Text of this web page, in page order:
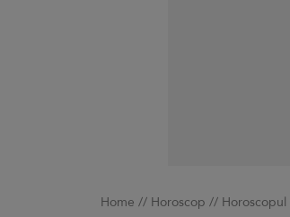
Home // Horoscop //